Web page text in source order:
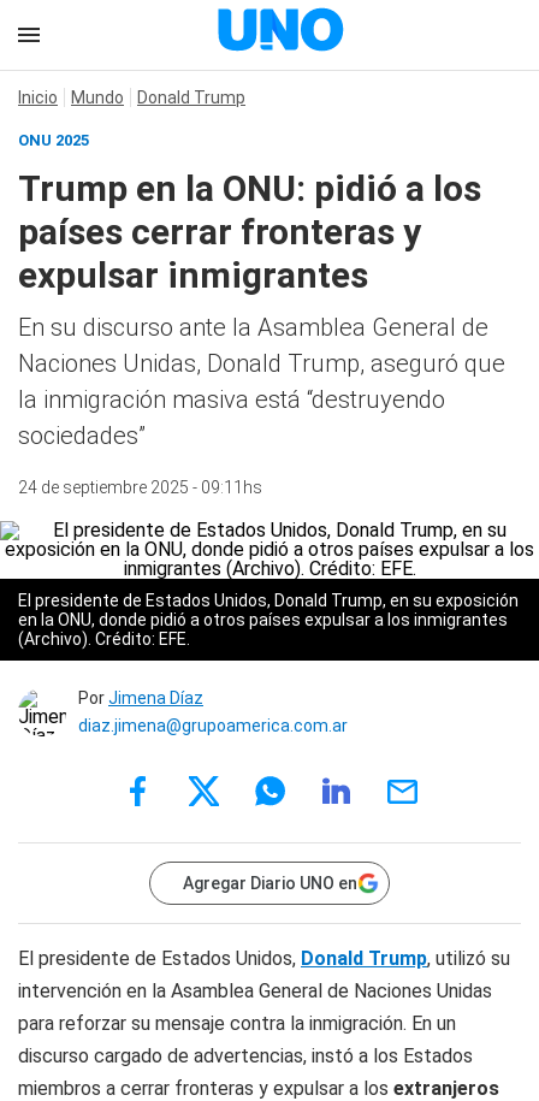
Inicio Mundo Donald Trump
ONU 2025
Trump en la ONU: pidió a los
países cerrar fronteras y
expulsar inmigrantes
En su discurso ante la Asamblea General de
Naciones Unidas, Donald Trump, aseguró que
la inmigración masiva está “destruyendo
sociedades”
24 de septiembre 2025 - 09:11hs
El presidente de Estados Unidos, Donald Trump, en su exposición
en la ONU, donde pidió a otros países expulsar a los inmigrantes
(Archivo). Crédito: EFE.
PorJimena Díaz
diaz.jimena@grupoamerica.com.ar
Agregar Diario UNO en
El presidente de Estados Unidos, Donald Trump, utilizó su
intervención en la Asamblea General de Naciones Unidas
para reforzar su mensaje contra la inmigración. En un
discurso cargado de advertencias, instó a los Estados
miembros a cerrar fronteras y expulsar a los extranjeros